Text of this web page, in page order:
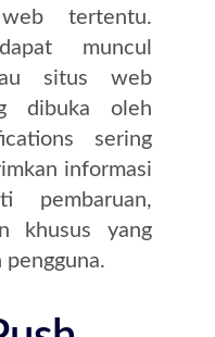
tertentu.
muncul
situs web
dibuka oleh
sering
informasi
pembaruan,
khusus yang